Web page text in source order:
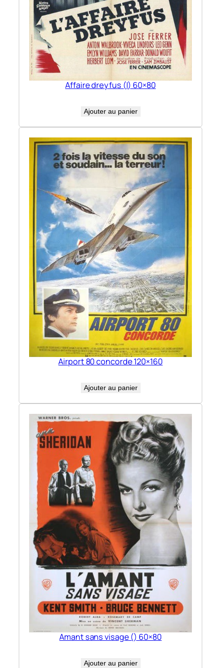
Affaire dreyfus (l) 60×80
Ajouter au panier
Airport 80 concorde 120×160
Ajouter au panier
Amant sans visage () 60×80
Ajouter au panier